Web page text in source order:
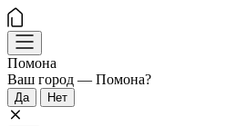
Помона
Ваш город — Помона?